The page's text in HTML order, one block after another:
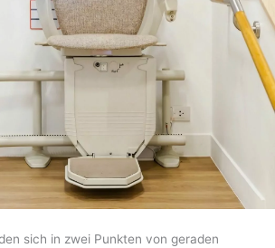
sich in zwei Punkten von geraden